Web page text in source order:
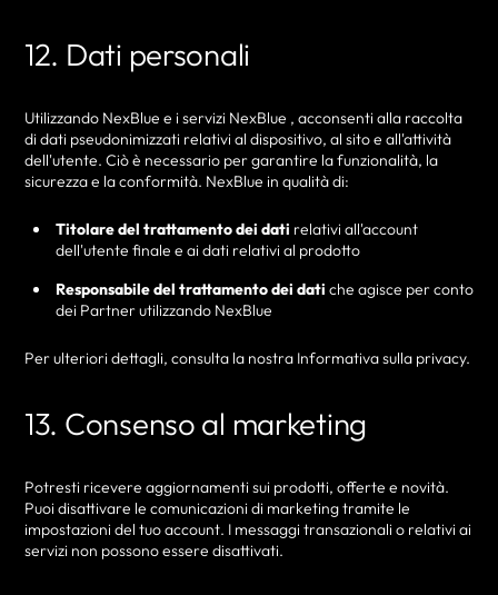
12. Dati personali
Utilizzando NexBlue e i servizi NexBlue , acconsenti alla raccolta
di dati pseudonimizzati relativi al dispositivo, al sito e all'attività
dell'utente. Ciò è necessario per garantire la funzionalità, la
sicurezza e la conformità. NexBlue in qualità di:
Titolare del trattamento dei dati relativi all'account
dell'utente finale e ai dati relativi al prodotto
Responsabile del trattamento dei dati che agisce per conto
dei Partner utilizzando NexBlue
Per ulteriori dettagli, consulta la nostra Informativa sulla privacy.
13. Consenso al marketing
Potresti ricevere aggiornamenti sui prodotti, offerte e novità.
Puoi disattivare le comunicazioni di marketing tramite le
impostazioni del tuo account. I messaggi transazionali o relativi ai
servizi non possono essere disattivati.